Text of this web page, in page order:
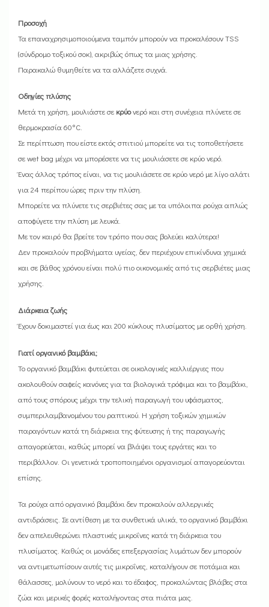
Προσοχή
Τα επαναχρησιμοποιούμενα ταμπόν μπορούν να προκαλέσουν TSS
(σύνδρομο τοξικού σοκ), ακριβώς όπως τα μιας χρήσης.
Παρακαλώ θυμηθείτε να τα αλλάζετε συχνά.
Οδηγίες πλύσης
Μετά τη χρήση, μουλιάστε σε κρύονερό και στη συνέχεια πλύνετε σε
θερμοκρασία 60°C.
Σε περίπτωση που είστε εκτός σπιτιού μπορείτε να τις τοποθετήσετε
σε wet bag μέχρι να μπορέσετε να τις μουλιάσετε σε κρύο νερό.
Ένας άλλος τρόπος είναι, να τις μουλιάσετε σε κρύο νερό με λίγο αλάτι
για 24 περίπου ώρες πριν την πλύση.
Μπορείτε να πλύνετε τις σερβιέτες σας με τα υπόλοιπα ρούχα απλώς
αποφύγετε την πλύση με λευκά.
Με τον καιρό θα βρείτε τον τρόπο που σας βολεύει καλύτερα!
Δεν προκαλούν προβλήματα υγείας, δεν περιέχουν επικίνδυνα χημικά
και σε βάθος χρόνου είναι πολύ πιο οικονομικές από τις σερβιέτες μιας
χρήσης.
Διάρκεια ζωής
Έχουν δοκιμαστεί για έως και 200 κύκλους πλυσίματος με ορθή χρήση.
Γιατί οργανικό βαμβάκι;
Το οργανικό βαμβάκι φυτεύεται σε οικολογικές καλλιέργιες που
ακολουθούν σαφείς κανόνες για τα βιολογικά τρόφιμα και το βαμβάκι,
από τους σπόρους μέχρι την τελική παραγωγή του υφάσματος,
συμπεριλαμβανομένου του ραπτικού. Η χρήση τοξικών χημικών
παραγόντων κατά τη διάρκεια της φύτευσης ή της παραγωγής
απαγορεύεται, καθώς μπορεί να βλάψει τους εργάτες και το
περιβάλλον. Οι γενετικά τροποποιημένοι οργανισμοί απαγορεύονται
επίσης.
Τα ρούχα από οργανικό βαμβάκι δεν προκαλούν αλλεργικές
αντιδράσεις. Σε αντίθεση με τα συνθετικά υλικά, το οργανικό βαμβάκι
δεν απελευθερώνει πλαστικές μικροΐνες κατά τη διάρκεια του
πλυσίματος. Καθώς οι μονάδες επεξεργασίας λυμάτων δεν μπορούν
να αντιμετωπίσουν αυτές τις μικροΐνες, καταλήγουν σε ποτάμια και
θάλασσες, μολύνουν το νερό και το έδαφος, προκαλώντας βλάβες στα
ζώα και μερικές φορές καταλήγοντας στα πιάτα μας.